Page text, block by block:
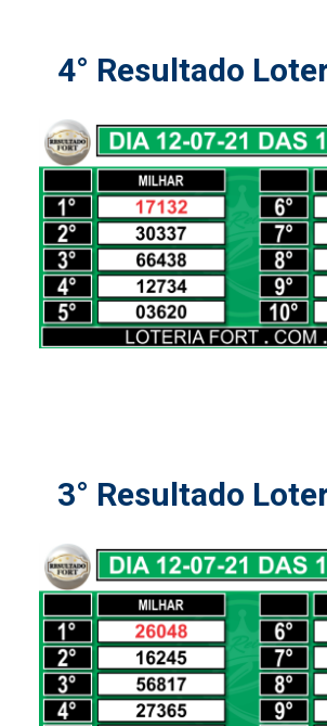
4° Resultado
3° Resultado